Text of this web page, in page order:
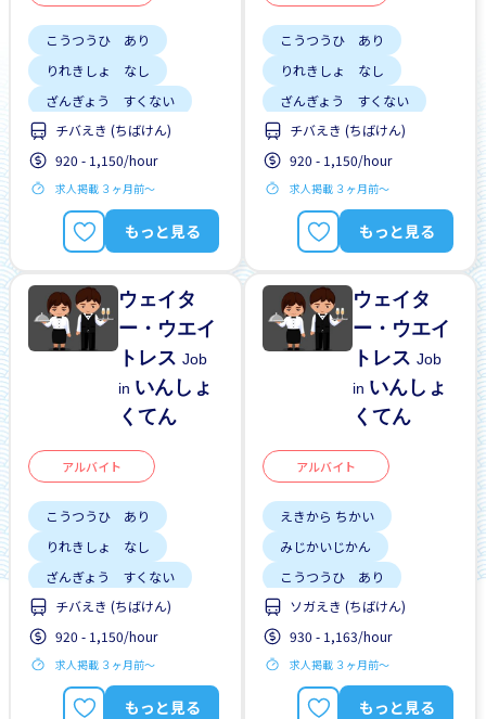
こうつうひ あり
りれきしょ なし
ざんぎょう すくない
はじめて OK
昇給
チバえき (ちばけん)
920 - 1,150/hour
求人掲載 ３ヶ月前〜
もっと見る
こうつうひ あり
りれきしょ なし
ざんぎょう すくない
はじめて OK
昇給
チバえき (ちばけん)
920 - 1,150/hour
求人掲載 ３ヶ月前〜
もっと見る
ウェイタ
ー・ウエイ
トレスJob
in いんしょ
くてん
アルバイト
こうつうひ あり
りれきしょ なし
ざんぎょう すくない
はじめて OK
昇給
チバえき (ちばけん)
920 - 1,150/hour
求人掲載 ３ヶ月前〜
もっと見る
ウェイタ
ー・ウエイ
トレスJob
in いんしょ
くてん
アルバイト
えきから ちかい
みじかいじかん
こうつうひ あり
しゅう2、3にち
はじめて OK
ソガえき (ちばけん)
930 - 1,163/hour
求人掲載 ３ヶ月前〜
もっと見る